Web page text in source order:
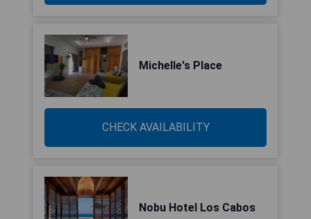
Michelle's Place
CHECK AVAILABILITY
Nobu Hotel Los Cabos